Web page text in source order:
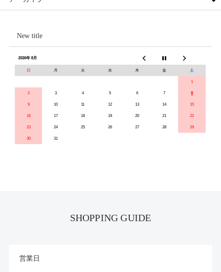
New title
2026年 8月
日 月 火 水 木 金 土
1
2 3 4 5 6 7 8
9 10 11 12 13 14 15
16 17 18 19 20 21 22
23 24 25 26 27 28 29
30 31
SHOPPING GUIDE
営業日